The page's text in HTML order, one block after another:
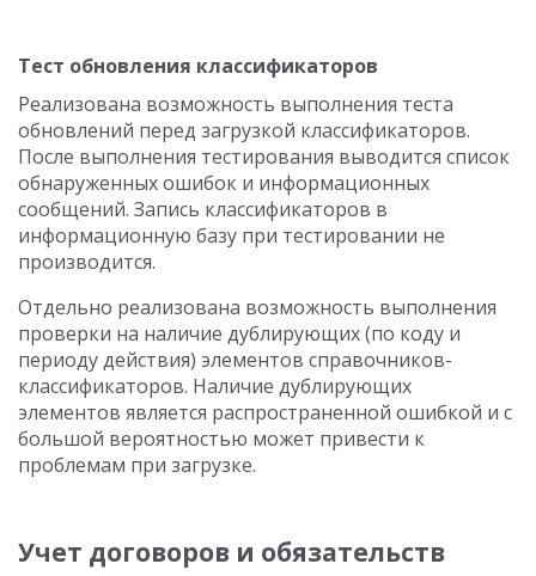
Тест обновления классификаторов
Реализована возможность выполнения теста
обновлений перед загрузкой классификаторов.
После выполнения тестирования выводится список
обнаруженных ошибок и информационных
сообщений. Запись классификаторов в
информационную базу при тестировании не
производится.
Отдельно реализована возможность выполнения
проверки на наличие дублирующих (по коду и
периоду действия) элементов справочников-
классификаторов. Наличие дублирующих
элементов является распространенной ошибкой и с
большой вероятностью может привести к
проблемам при загрузке.
Учет договоров и обязательств